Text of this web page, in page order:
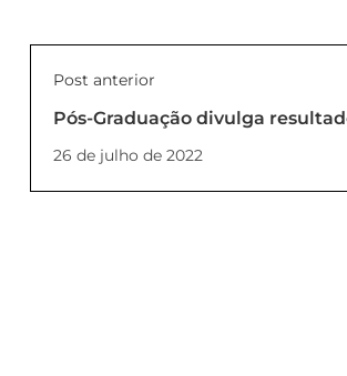
Post anterior
Pós-Graduação divulga
26 de julho de 2022